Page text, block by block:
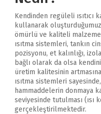
Kendinden regüleli
kullanarak
ömürlü ve kaliteli
ısıtma sistemleri, tankın
pozisyonu, et kalınlığı,
bağlı olarak da olsa
üretim kalitesinin
ısıtma sistemleri
hammaddelerin donmaya
seviyesinde tutulması (ısı
gerçekleştirilmektedir.